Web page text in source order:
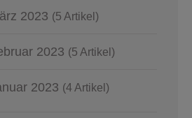
2023 (5 Artikel)
2023 (5 Artikel)
2023 (4 Artikel)